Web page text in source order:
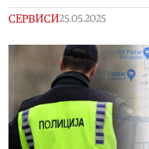
СЕРВИСИ25.05.2025